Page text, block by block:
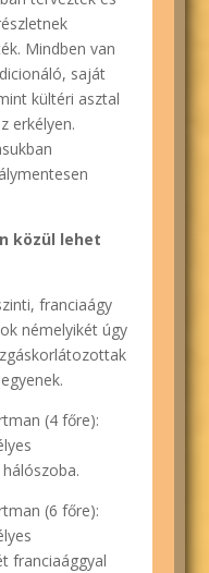
Mindben van
saját
kültéri asztal
erkélyen.
közül lehet
franciaágy
némelyikét úgy
(4 főre):
(6 főre):
franciaággyal